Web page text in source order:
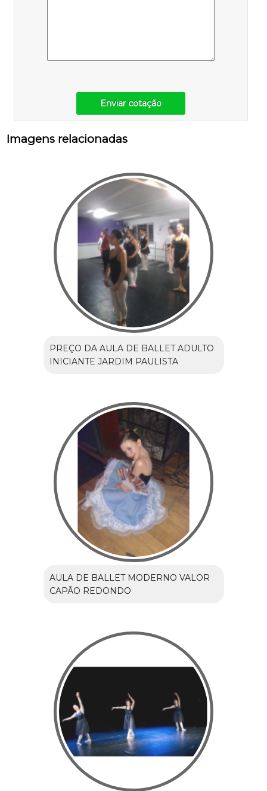
Enviar cotação
Imagens relacionadas
PREÇO DA AULA DE BALLET ADULTO
INICIANTE JARDIM PAULISTA
AULA DE BALLET MODERNO VALOR
CAPÃO REDONDO